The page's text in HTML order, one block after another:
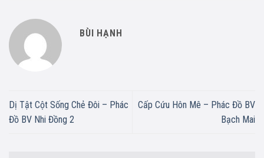
BÙI HẠNH
Dị Tật Cột Sống Chẻ Đôi – Phác
Đồ BV Nhi Đồng 2
Cấp Cứu Hôn Mê – Phác Đồ BV
Bạch Mai